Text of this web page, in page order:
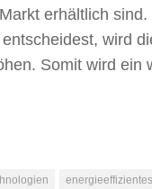
erhältlich
wird
Somit wird ein